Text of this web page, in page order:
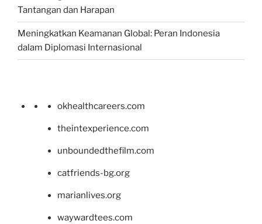
Tantangan dan Harapan
Meningkatkan Keamanan Global: Peran Indonesia
dalam Diplomasi Internasional
okhealthcareers.com
theintexperience.com
unboundedthefilm.com
catfriends-bg.org
marianlives.org
waywardtees.com